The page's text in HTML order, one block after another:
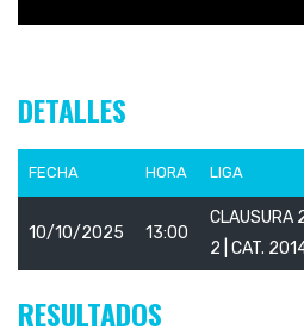
DETALLES
FECHA HORA LIGA
10/10/2025 13:00
CLAUSURA
2 | CAT.
RESULTADOS